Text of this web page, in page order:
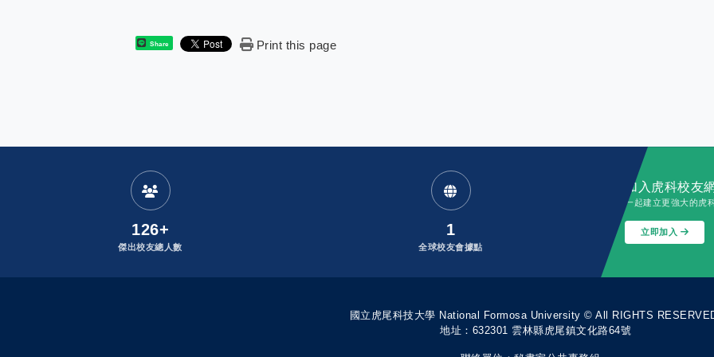
Share Print this page
發布者：
126+
傑出校友總人數
1
全球校友會據點
加入虎科校友
一起建立更強大的虎
立即加入
國立虎尾科技大學 National Formosa University © All RIGHTS
地址：632301 雲林縣虎尾鎮文化路64號